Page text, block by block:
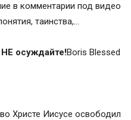
в комментарии под видео
таинства,…
осуждайте!Boris Blessed
Христе Иисусе освободил